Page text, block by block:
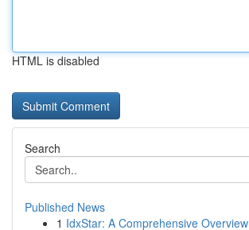
HTML is disabled
Search
Published News
1 IdxStar: A Comprehensive Overview